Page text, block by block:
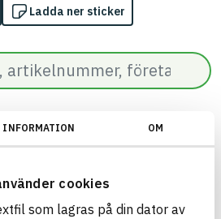
INFORMATION OM
cookies
som lagras på din dator av
Ladda ner sticker
Återställ filter
Indikator 15 - Utfasning av farliga